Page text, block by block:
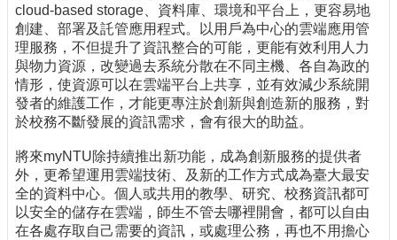
cloud-based storage、資料庫、環境和平台上，更容易地
創建、部署及託管應用程式。以用戶為中心的雲端應用管
理服務，不但提升了資訊整合的可能，更能有效利用人力
與物力資源，改變過去系統分散在不同主機、各自為政的
情形，使資源可以在雲端平台上共享，並有效減少系統開
發者的維護工作，才能更專注於創新與創造新的服務，對
於校務不斷發展的資訊需求，會有很大的助益。
將來myNTU除持續推出新功能，成為創新服務的提供者
外，更希望運用雲端技術、及新的工作方式成為臺大最安
全的資料中心。個人或共用的教學、研究、校務資訊都可
以安全的儲存在雲端，師生不管去哪裡開會，都可以自由
在各處存取自己需要的資訊，或處理公務，再也不用擔心